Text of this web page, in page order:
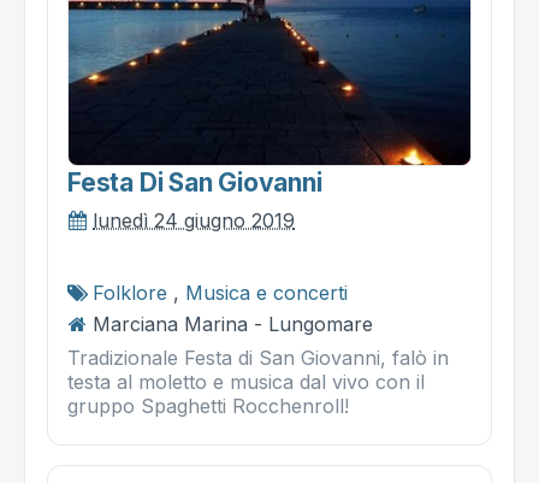
Festa Di San Giovanni
lunedì 24 giugno 2019
Folklore , Musica e concerti
Marciana Marina - Lungomare
Tradizionale Festa di San Giovanni, falò in
testa al moletto e musica dal vivo con il
gruppo Spaghetti Rocchenroll!